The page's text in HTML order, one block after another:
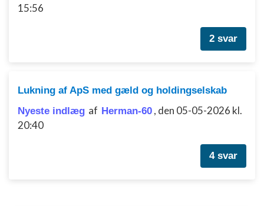
15:56
2 svar
Lukning af ApS med gæld og holdingselskab
Nyeste indlæg af Herman-60 , den 05-05-2026 kl.
20:40
4 svar
Bruge begrænsede oplysninger til at vælge
Identificere enheder baseret på aktivt
anmodede oplysninger
Ikke-IAB-behandlingsformål: